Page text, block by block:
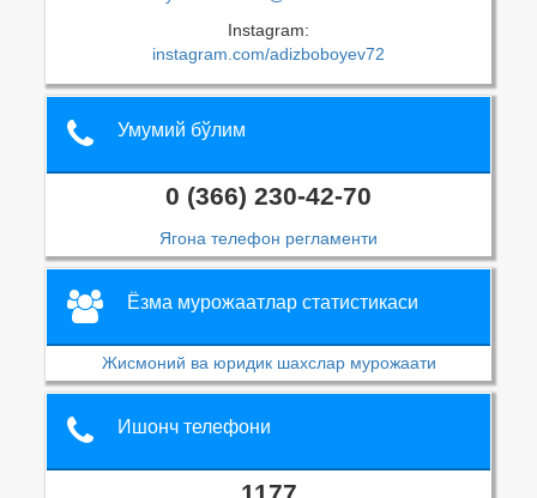
Instagram:
instagram.com/adizboboyev72
Умумий бўлим
0 (366) 230-42-70
Ягона телефон регламенти
Ёзма мурожаатлар статистикаси
Жисмоний ва юридик шахслар мурожаати
Ишонч телефони